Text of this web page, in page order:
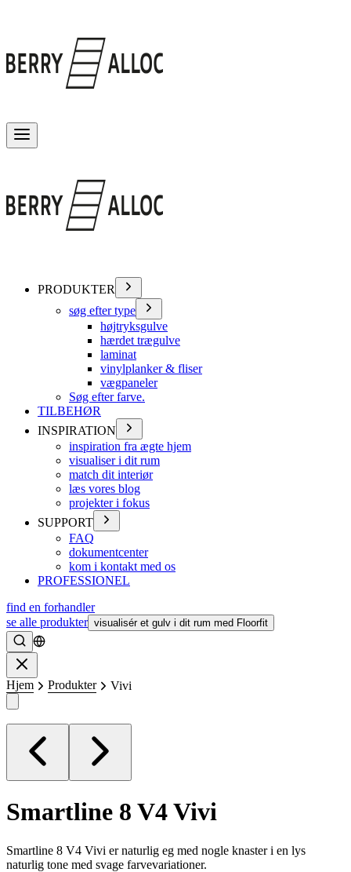
PRODUKTER
søg efter type
højtryksgulve
hærdet trægulve
laminat
vinylplanker & fliser
vægpaneler
Søg efter farve.
TILBEHØR
INSPIRATION
inspiration fra ægte hjem
visualiser i dit rum
match dit interiør
læs vores blog
projekter i fokus
SUPPORT
FAQ
dokumentcenter
kom i kontakt med os
PROFESSIONEL
find en forhandler
se alle produkter visualisér et gulv i dit rum med Floorfit
Søge
Hjem Produkter Vivi
Smartline 8 V4Vivi
Smartline 8 V4 Vivi er naturlig eg med nogle knaster i en lys
naturlig tone med svage farvevariationer.